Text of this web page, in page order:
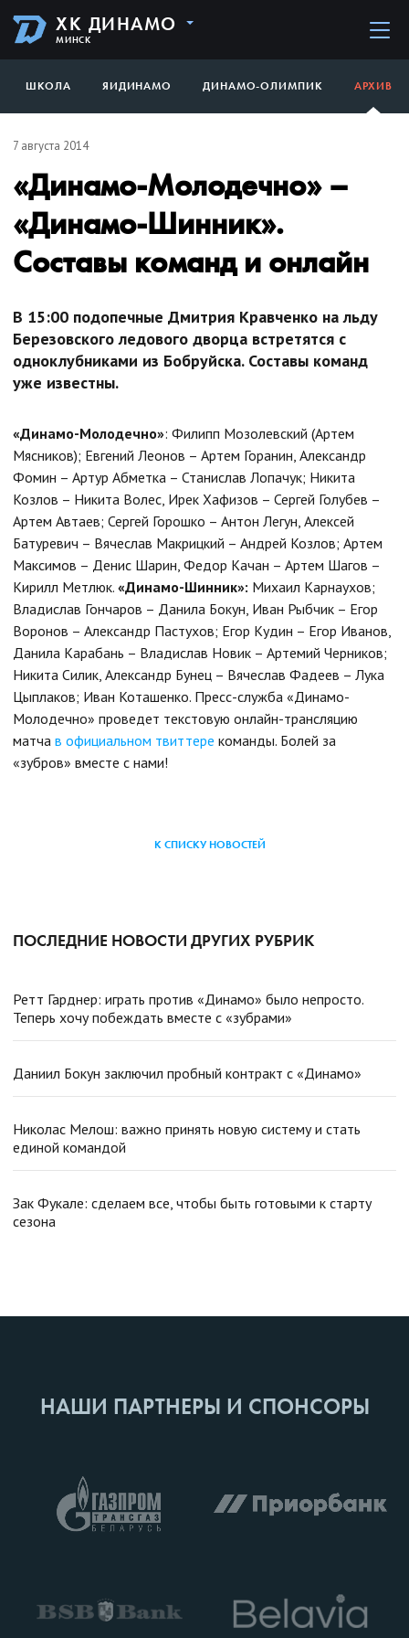
ХК ДИНАМО
МИНСК
ШКОЛА ЯИДИНАМО ДИНАМО-ОЛИМПИК АРХИВ
7 августа 2014
«Динамо-Молодечно» –
«Динамо-Шинник».
Составы команд и онлайн
В 15:00 подопечные Дмитрия Кравченко на льду
Березовского ледового дворца встретятся с
одноклубниками из Бобруйска. Составы команд
уже известны.
«Динамо-Молодечно»: Филипп Мозолевский (Артем
Мясников); Евгений Леонов – Артем Горанин, Александр
Фомин – Артур Абметка – Станислав Лопачук; Никита
Козлов – Никита Волес, Ирек Хафизов – Сергей Голубев –
Артем Автаев; Сергей Горошко – Антон Легун, Алексей
Батуревич – Вячеслав Макрицкий – Андрей Козлов; Артем
Максимов – Денис Шарин, Федор Качан – Артем Шагов –
Кирилл Метлюк. «Динамо-Шинник»: Михаил Карнаухов;
Владислав Гончаров – Данила Бокун, Иван Рыбчик – Егор
Воронов – Александр Пастухов; Егор Кудин – Егор Иванов,
Данила Карабань – Владислав Новик – Артемий Черников;
Никита Силик, Александр Бунец – Вячеслав Фадеев – Лука
Цыплаков; Иван Коташенко. Пресс-служба «Динамо-
Молодечно» проведет текстовую онлайн-трансляцию
матча в официальном твиттере команды. Болей за
«зубров» вместе с нами!
К СПИСКУ НОВОСТЕЙ
ПОСЛЕДНИЕ НОВОСТИ ДРУГИХ РУБРИК
Ретт Гарднер: играть против «Динамо» было непросто.
Теперь хочу побеждать вместе с «зубрами»
Даниил Бокун заключил пробный контракт с «Динамо»
Николас Мелош: важно принять новую систему и стать
единой командой
Зак Фукале: сделаем все, чтобы быть готовыми к старту
сезона
НАШИ ПАРТНЕРЫ И СПОНСОРЫ